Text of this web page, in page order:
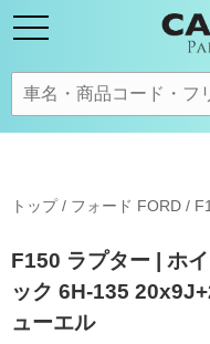
トップ/ フォード FORD /
F150 ラプター | ホ
ック 6H-135
ューエル